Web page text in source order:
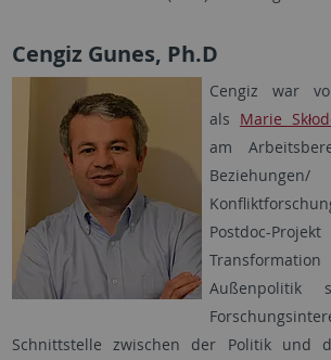
Cengiz Gunes, Ph.D
Cengiz war
als Marie
am
Postdoc-
Außen­politik
Schnittstelle zwischen der Politik und